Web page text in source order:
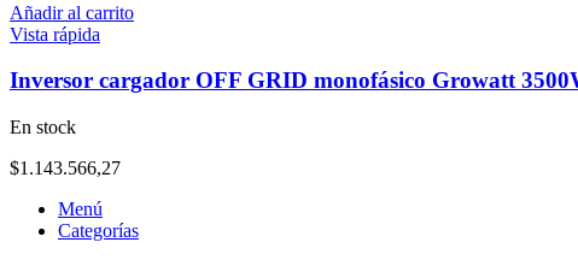
Añadir al carrito
Vista rápida
Inversor cargador OFF GRID monofásico Growatt
En stock
$1.143.566,27
Menú
Categorías